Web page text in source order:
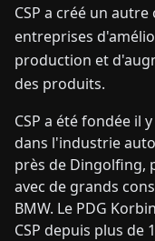
CSP a créé un
entreprises
production et
des produits.
CSP a été fondée il
dans l'industrie
près de Dingolfing,
avec de grands
BMW. Le PDG
CSP depuis plus de